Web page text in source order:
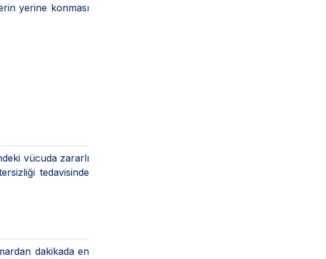
yerine konması
vücuda zararlı
tedavisinde
dakikada en